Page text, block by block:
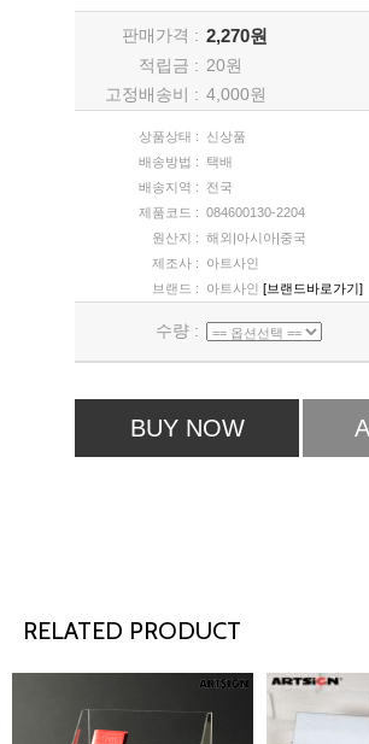
판매가격 : 2,270원
적립금 : 20원
고정배송비 : 4,000원
상품상태 :
신상품
배송방법 :
택배
배송지역 :
전국
제품코드 : 084600130-2204
원산지 : 해외|아시아|중국
제조사 :
아트사인
브랜드 :
아트사인 [브랜드바로가기]
수량 :
BUY NOW
RELATED PRODUCT